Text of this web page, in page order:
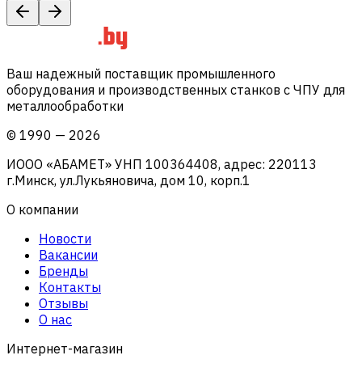
Ваш надежный поставщик промышленного
оборудования и производственных станков с ЧПУ для
металлообработки
© 1990 — 2026
ИООО «АБАМЕТ» УНП 100364408, адрес: 220113
г.Минск, ул.Лукьяновича, дом 10, корп.1
О компании
Новости
Вакансии
Бренды
Контакты
Отзывы
О нас
Интернет-магазин